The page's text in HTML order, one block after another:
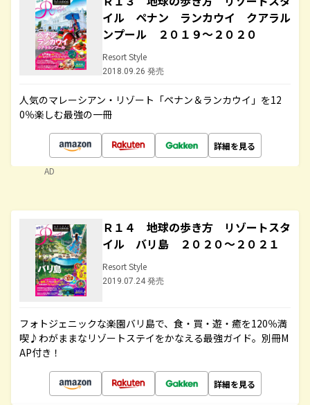
イル ペナン ランカウイ クアラル
ンプール ２０１９～２０２０
Resort Style
2018.09.26 発売
人気のマレーシアン・リゾート「ペナン＆ランカウイ」を12
0％楽しむ最強の一冊
詳細を見る
AD
Ｒ１４ 地球の歩き方 リゾートスタ
イル バリ島 ２０２０～２０２１
Resort Style
2019.07.24 発売
フォトジェニックな楽園バリ島で、食・買・遊・癒を120％満
喫♪わがままなリゾートステイをかなえる最強ガイド。別冊M
AP付き！
詳細を見る